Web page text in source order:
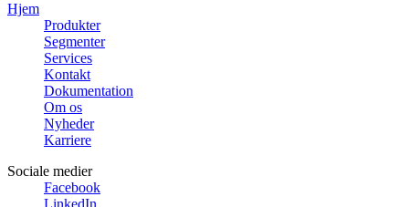
Hjem
Produkter
Segmenter
Services
Kontakt
Dokumentation
Om os
Nyheder
Karriere
Sociale medier
Facebook